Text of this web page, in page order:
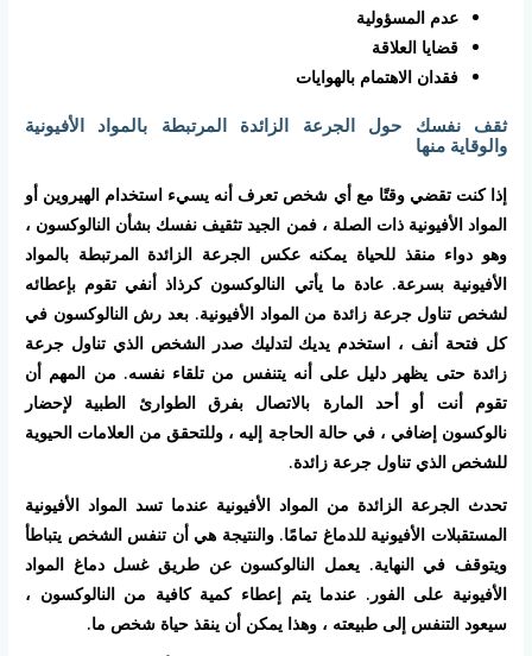
عدم المسؤولية
قضايا العلاقة
فقدان الاهتمام بالهوايات
ثقف نفسك حول الجرعة الزائدة المرتبطة بالمواد الأفيونية
والوقاية منها
إذا كنت تقضي وقتًا مع أي شخص تعرف أنه يسيء استخدام الهيروين أو
المواد الأفيونية ذات الصلة ، فمن الجيد تثقيف نفسك بشأن النالوكسون ،
وهو دواء منقذ للحياة يمكنه عكس الجرعة الزائدة المرتبطة بالمواد
الأفيونية بسرعة. عادة ما يأتي النالوكسون كرذاذ أنفي تقوم بإعطائه
لشخص تناول جرعة زائدة من المواد الأفيونية. بعد رش النالوكسون في
كل فتحة أنف ، استخدم يديك لتدليك صدر الشخص الذي تناول جرعة
زائدة حتى يظهر دليل على أنه يتنفس من تلقاء نفسه. من المهم أن
تقوم أنت أو أحد المارة بالاتصال بفرق الطوارئ الطبية لإحضار
نالوكسون إضافي ، في حالة الحاجة إليه ، وللتحقق من العلامات الحيوية
للشخص الذي تناول جرعة زائدة.
تحدث الجرعة الزائدة من المواد الأفيونية عندما تسد المواد الأفيونية
المستقبلات الأفيونية للدماغ تمامًا. والنتيجة هي أن تنفس الشخص يتباطأ
ويتوقف في النهاية. يعمل النالوكسون عن طريق غسل دماغ المواد
الأفيونية على الفور. عندما يتم إعطاء كمية كافية من النالوكسون ،
سيعود التنفس إلى طبيعته ، وهذا يمكن أن ينقذ حياة شخص ما.